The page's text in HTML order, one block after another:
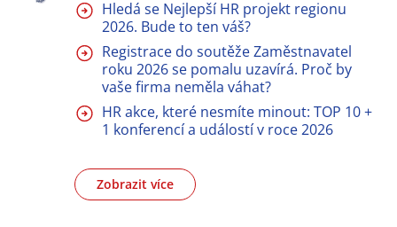
Hledá se Nejlepší HR projekt regionu
2026. Bude to ten váš?
Registrace do soutěže Zaměstnavatel
roku 2026 se pomalu uzavírá. Proč by
vaše firma neměla váhat?
HR akce, které nesmíte minout: TOP 10 +
1 konferencí a událostí v roce 2026
Zobrazit více